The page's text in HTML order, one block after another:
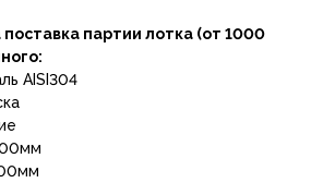
партии лотка (от 1000
AISI304